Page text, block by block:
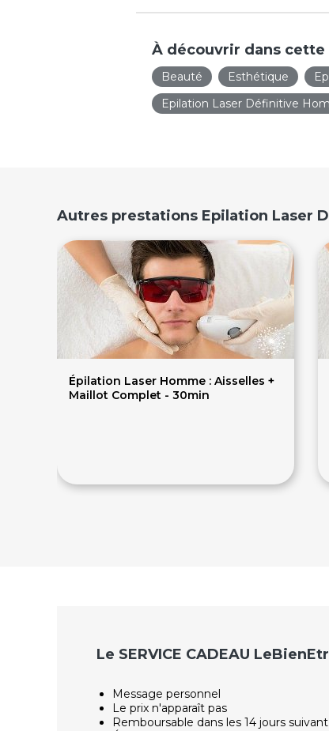
À découvrir dans
Beauté Esthétique
Epilation Laser Définitive
Autres prestations Epilation Laser
Épilation Laser Homme : Aisselles +
Maillot Complet - 30min
Le SERVICE CADEAU
Message personnel
Le prix n'apparaît pas
Remboursable dans les 14 jours